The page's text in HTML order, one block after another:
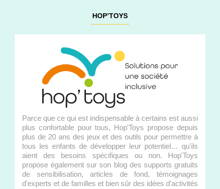
HOP’TOYS
Parce que ce qui est indispensable à certains est aussi
plus confortable pour tous, Hop'Toys propose depuis
plus de 20 ans des jeux et des outils pour permettre à
tous les enfants de développer leur potentiel… qu'ils
aient des besoins spécifiques ou non. Hop'Toys
propose également sur son blog des supports gratuits
de sensibilisation, articles de fond, témoignages
d'experts et de familles et bien sûr des idées d'activités